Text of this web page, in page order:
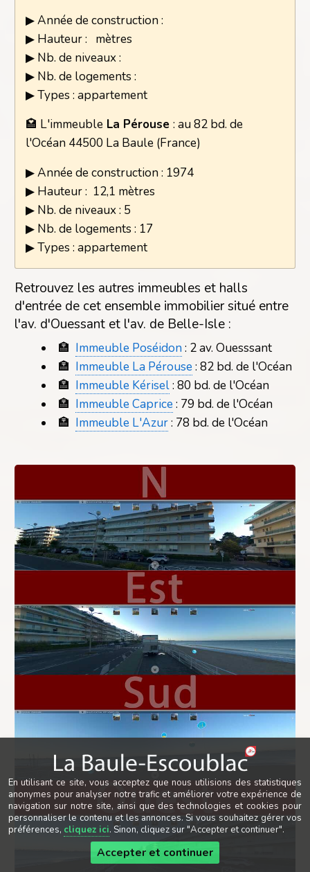
▶ Année de construction :
▶ Hauteur : mètres
▶ Nb. de niveaux :
▶ Nb. de logements :
▶ Types : appartement
🏩 L'immeuble La Pérouse: au 82 bd. de
l'Océan 44500 La Baule (France)
▶ Année de construction : 1974
▶ Hauteur : 12,1 mètres
▶ Nb. de niveaux : 5
▶ Nb. de logements : 17
▶ Types : appartement
Retrouvez les autres immeubles et halls
d'entrée de cet ensemble immobilier situé entre
l'av. d'Ouessant et l'av. de Belle-Isle :
🏣 Immeuble Poséidon: 2 av. Ouesssant
🏣 Immeuble La Pérouse: 82 bd. de l'Océan
🏣 Immeuble Kérisel: 80 bd. de l'Océan
🏣 Immeuble Caprice: 79 bd. de l'Océan
🏣 Immeuble L'Azur: 78 bd. de l'Océan
En utilisant ce site, vous acceptez que nous utilisions des statistiques
anonymes pour analyser notre trafic et améliorer votre expérience de
navigation sur notre site, ainsi que des technologies et cookies pour
personnaliser le contenu et les annonces. Si vous souhaitez gérer vos
préférences, cliquez ici. Sinon, cliquez sur "Accepter et continuer".
Accepter et continuer